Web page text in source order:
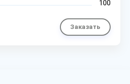
100
Заказать